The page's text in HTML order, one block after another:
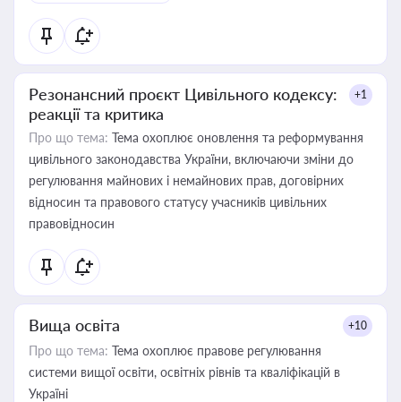
Резонансний проєкт Цивільного кодексу:
реакції та критика
+1
Про що тема: Тема охоплює оновлення та реформування
цивільного законодавства України, включаючи зміни до
регулювання майнових і немайнових прав, договірних
відносин та правового статусу учасників цивільних
правовідносин
Вища освіта +10
Про що тема: Тема охоплює правове регулювання
системи вищої освіти, освітніх рівнів та кваліфікацій в
Україні